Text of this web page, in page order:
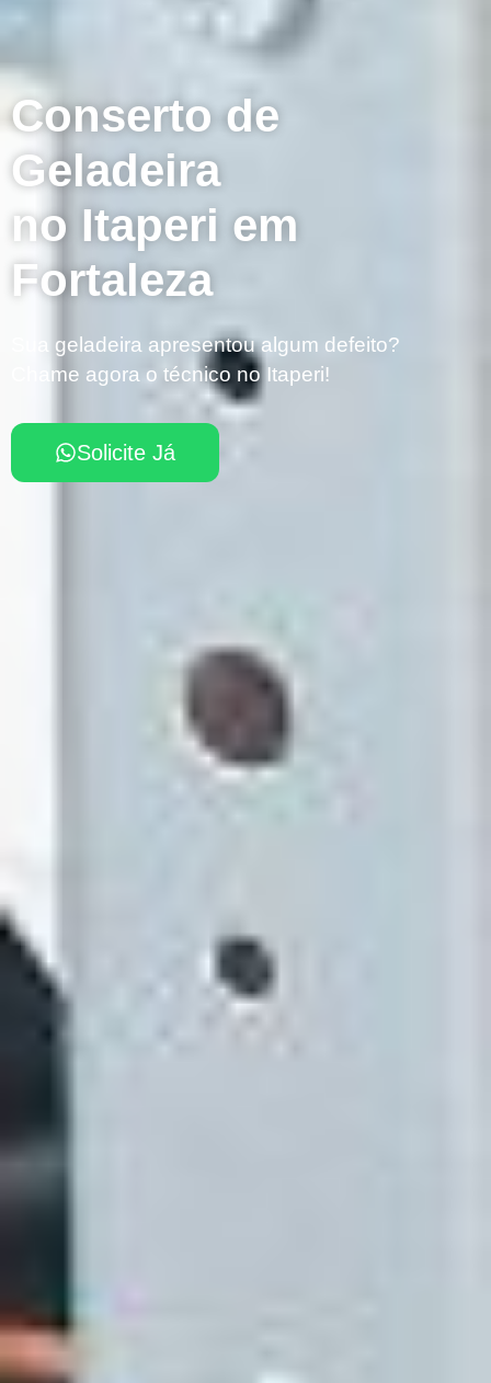
Conserto de
Geladeira
no Itaperi em
Fortaleza
Sua geladeira apresentou algum defeito?
Chame agora o técnico no Itaperi!
Solicite Já